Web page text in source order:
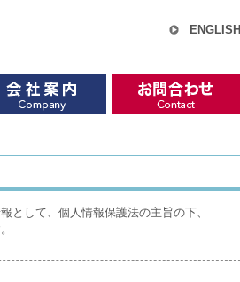
ENGLISH
として、個人情報保護法の主旨の下、